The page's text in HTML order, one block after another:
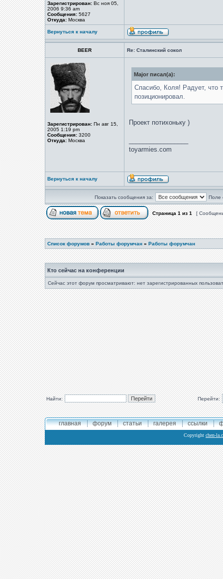
Зарегистрирован: Вс ноя 05,
2006 9:36 am
Сообщения: 5627
Откуда: Москва
Вернуться к началу
BEER Re: Сталинский сокол
Зарегистрирован: Пн авг 15,
2005 1:19 pm
Сообщения: 3200
Откуда: Москва
Major писал(а):
Спасибо, Коля! Радует, что
позиционировал.
Проект потихоньку )
toyarmies.com
Вернуться к началу
Показать сообщения за: Поле
Страница1из1 [
Список форумов » Работы форумчан » Работы форумчан
Кто сейчас на конференции
Сейчас этот форум просматривают: нет зарегистрированных
Найти: Перейти:
главная форум статьи галерея ссылки
Copyright chen-